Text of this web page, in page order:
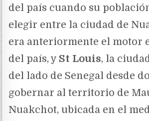
del país cuando su
elegir entre la ciudad de
era anteriormente el motor
del país, y St Louis, la
del lado de Senegal desde
gobernar al territorio de
Nuakchot, ubicada en el